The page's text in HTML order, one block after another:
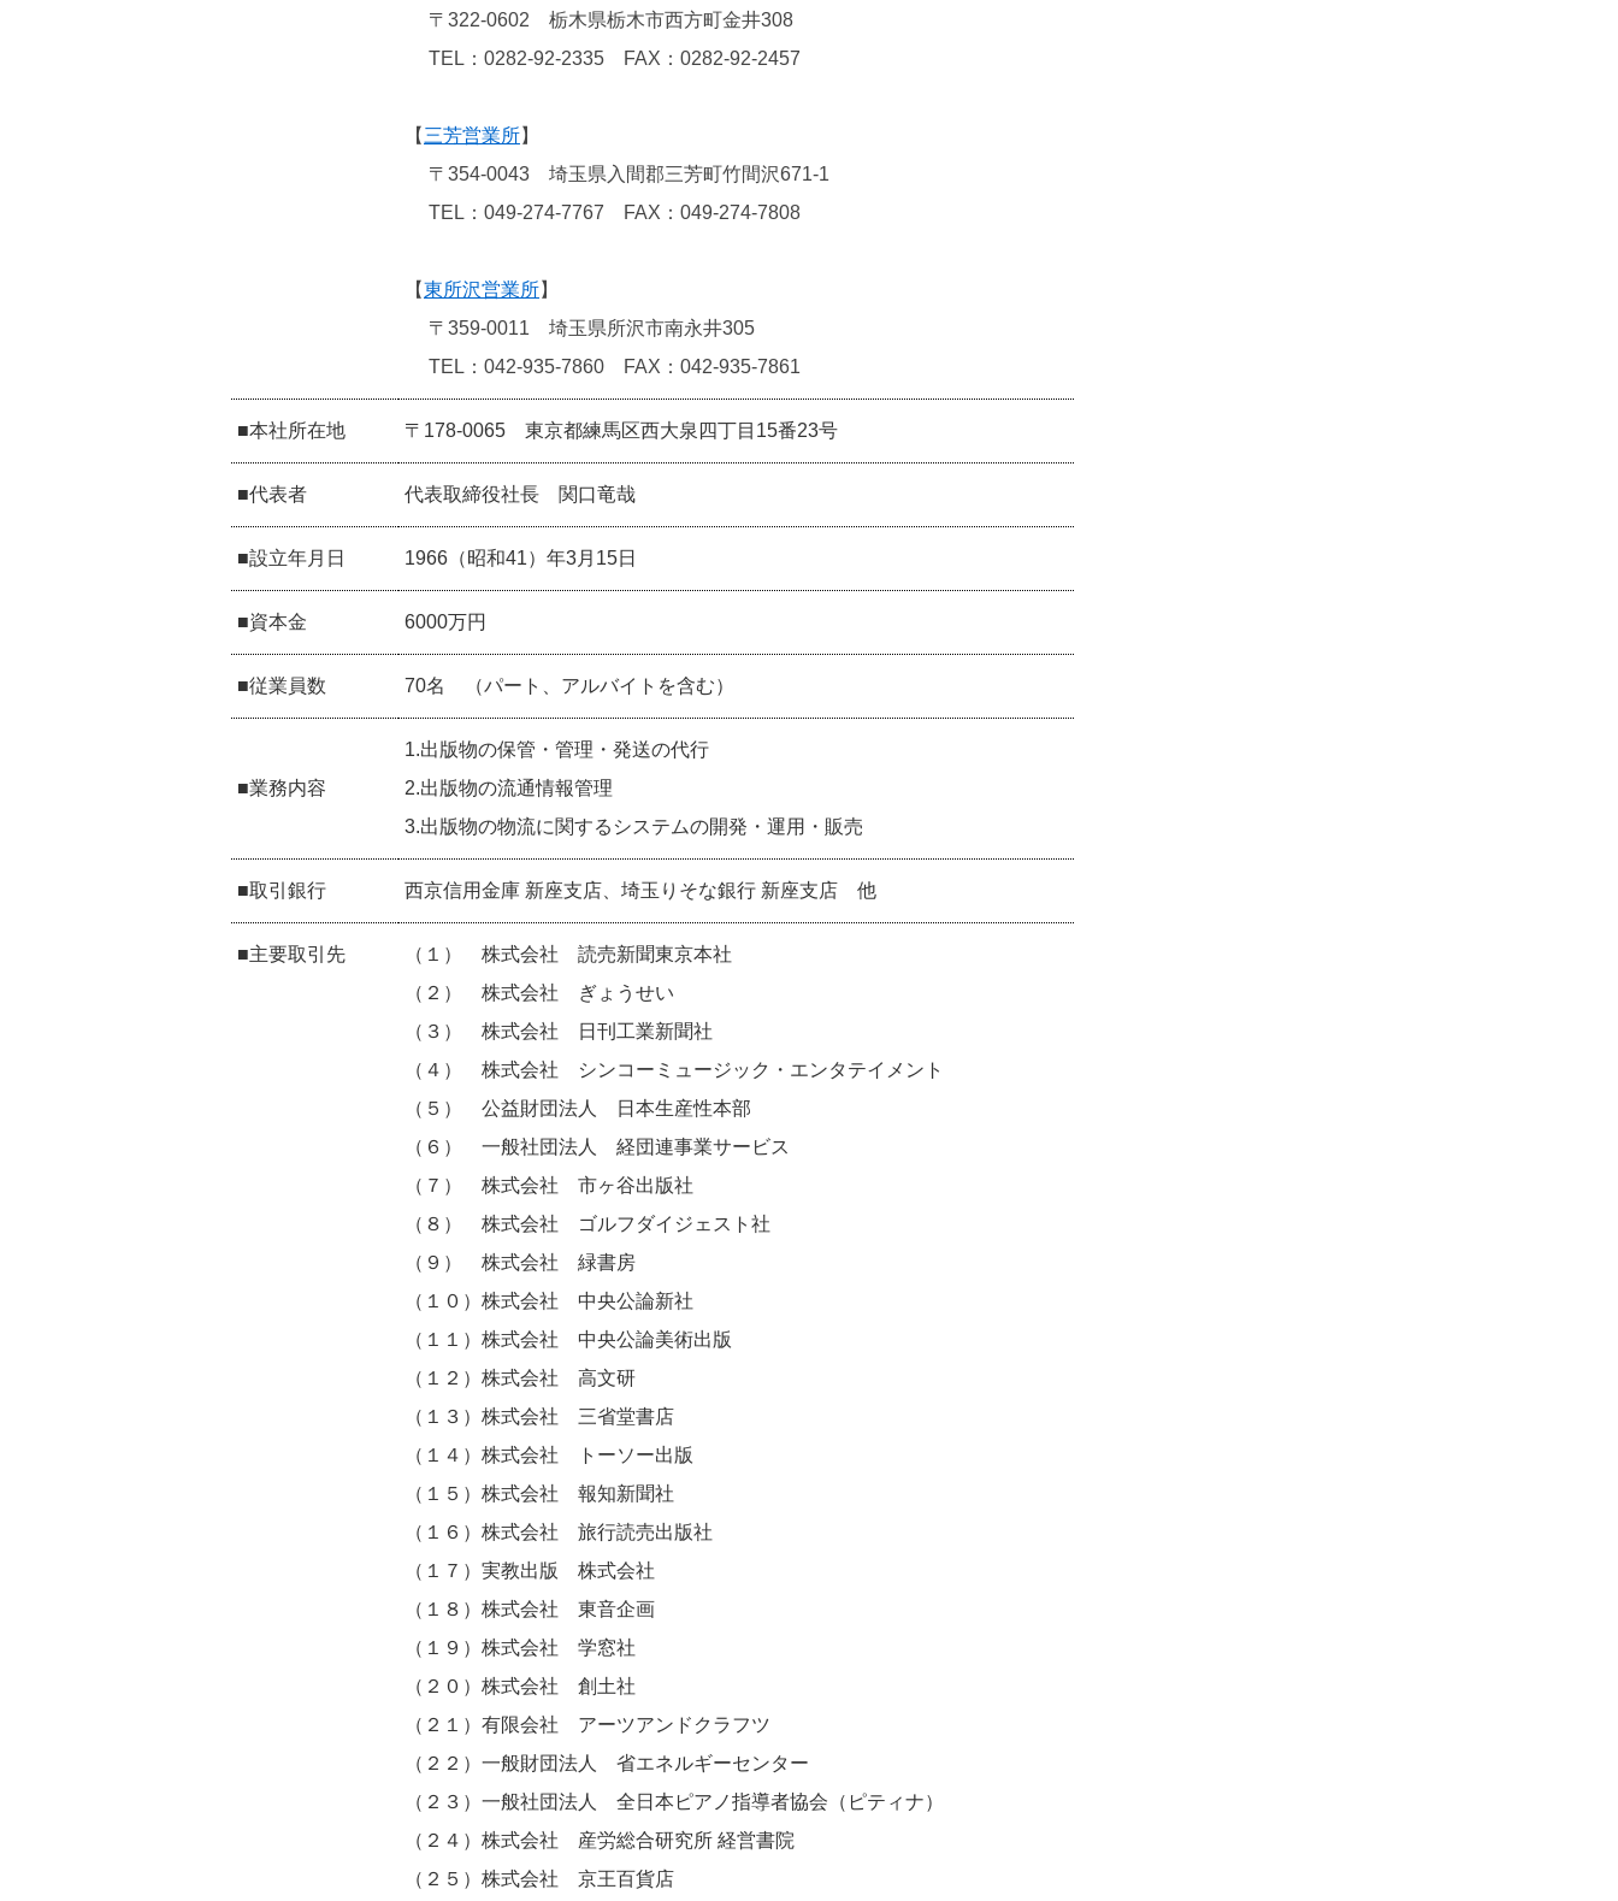
〒322-0602 栃木県栃木市西方町金井308
TEL：0282-92-2335 FAX：0282-92-2457
【 三芳営業所】
〒354-0043 埼玉県入間郡三芳町竹間沢671-1
TEL：049-274-7767 FAX：049-274-7808
【東所沢営業所】
〒359-0011 埼玉県所沢市南永井305
TEL：042-935-7860 FAX：042-935-7861
■本社所在地 〒178-0065 東京都練馬区西大泉四丁目15番23号
■代表者 代表取締役社長 関口竜哉
■設立年月日 1966（昭和41）年3月15日
■資本金 6000万円
■従業員数 70名 （パート、アルバイトを含む）
■業務内容
1.出版物の保管・管理・発送の代行
​2.出版物の流通情報管理
3.出版物の物流に関するシステムの開発・運用・販売
■取引銀行 西京信用金庫 新座支店、埼玉りそな銀行 新座支店 他
■主要取引先
（１） 株式会社 読売新聞東京本社
（２） 株式会社 ぎょうせい
（３） 株式会社 日刊工業新聞社
（４） 株式会社 シンコーミュージック・エンタテイメント
（５） 公益財団法人 日本生産性本部
（６） 一般社団法人 経団連事業サービス
（７） 株式会社 市ヶ谷出版社
（８） 株式会社 ゴルフダイジェスト社
（９） 株式会社 緑書房
（１０）株式会社 中央公論新社
（１１）株式会社 中央公論美術出版
（１２）株式会社 高文研
（１３）株式会社 三省堂書店
（１４）株式会社 トーソー出版
（１５）株式会社 報知新聞社
（１６）株式会社 旅行読売出版社
（１７）実教出版 株式会社
（１８）株式会社 東音企画
（１９）株式会社 学窓社
（２０）株式会社 創土社
（２１）有限会社 アーツアンドクラフツ
（２２）一般財団法人 省エネルギーセンター
​（２３）一般社団法人 全日本ピアノ指導者協会（ピティナ）
（２４）株式会社 産労総合研究所 経営書院
​（２５）株式会社 京王百貨店